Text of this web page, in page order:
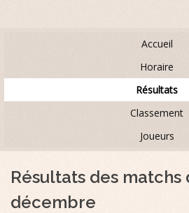
Accueil
Horaire
Résultats
Classement
Joueurs
Résultats des matchs
décembre